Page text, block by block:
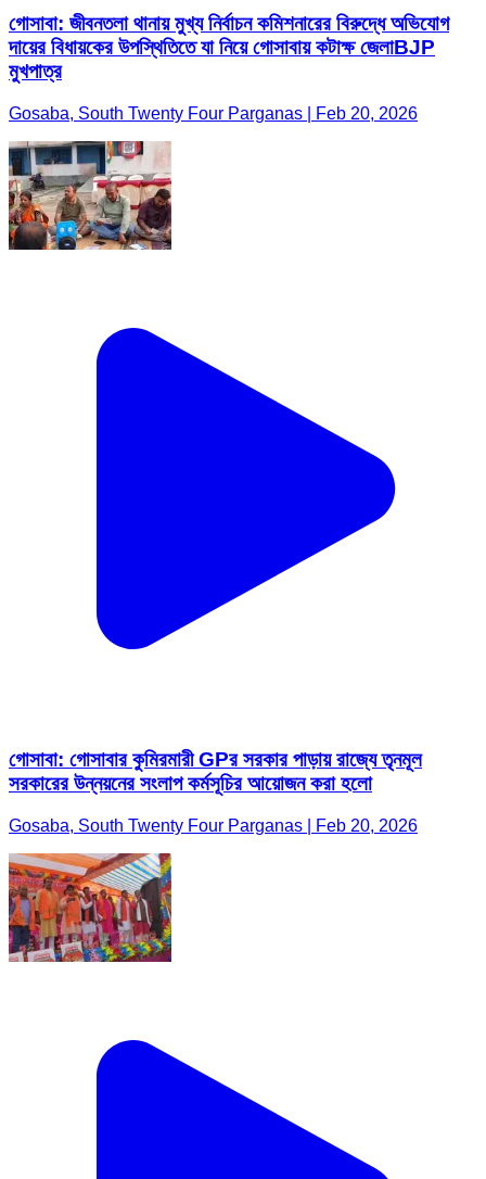
গোসাবা: জীবনতলা থানায় মুখ্য নির্বাচন কমিশনারের বিরুদ্ধে অভিযোগ
দায়ের বিধায়কের উপস্থিতিতে যা নিয়ে গোসাবায় কটাক্ষ জেলাBJP
মুখপাত্র
Gosaba, South Twenty Four Parganas | Feb 20, 2026
গোসাবা: গোসাবার কুমিরমারী GPর সরকার পাড়ায় রাজ্যে তৃনমূল
সরকারের উন্নয়নের সংলাপ কর্মসূচির আয়োজন করা হলো
Gosaba, South Twenty Four Parganas | Feb 20, 2026